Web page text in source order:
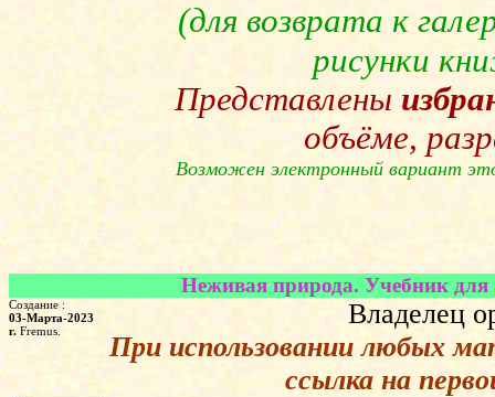
(для возврата к
рисунки
Представлены
объёме,
Возможен электронный вариант
Неживая природа. Учебник
Создание :
03-Марта-2023
г. Fremus.
Владелец
При использовании любых
ссылка на